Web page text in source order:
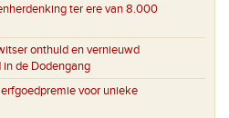
ter ere van 8.000
onthuld en vernieuwd
de Dodengang
voor unieke